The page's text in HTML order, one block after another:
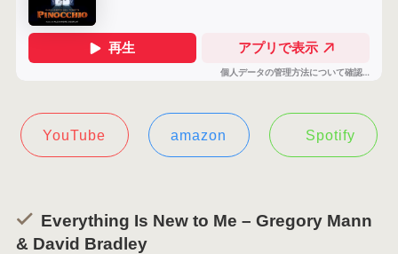
YouTube amazon Spotify
Everything Is New to Me – Gregory Mann
& David Bradley